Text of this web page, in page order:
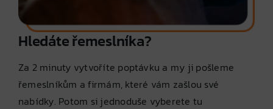
Hledáte řemeslníka?
Za 2 minuty vytvoříte poptávku a my ji pošleme
řemeslníkům a firmám, které vám zašlou své
nabídky. Potom si jednoduše vyberete tu